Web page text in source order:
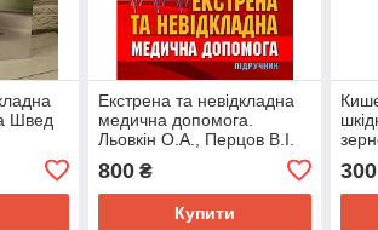
Швед
Екстрена та невідкладна
медична допомога.
Льовкін О.А., Перцов В.І.
800₴
Купити
300